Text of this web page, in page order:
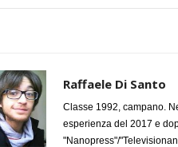
Raffaele Di Santo
Classe 1992, campano.
esperienza del 2017 e
"Nanopress"/